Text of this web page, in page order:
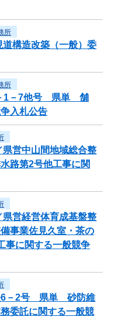
所
構造改築（一般）委
所
－1－7他号 県単 舗
入札公告
県営中山間地域総合整
路第2号他工事に関
県営経営体育成基盤整
事業佐見久室・茶の
事に関する一般競争
6－2号 県単 砂防維
委託に関する一般競